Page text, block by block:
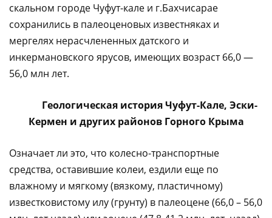
скальном городе Чуфут-кале и г.Бахчисарае
сохранились в палеоценовых известняках и
мергелях нерасчлененных датского и
инкермановского ярусов, имеющих возраст 66,0 —
56,0 млн лет.
Геологическая история Чуфут-Кале, Эски-
Кермен и других районов Горного Крыма
Означает ли это, что колесно-транспортные
средства, оставившие колеи, ездили еще по
влажному и мягкому (вязкому, пластичному)
известковистому илу (грунту) в палеоцене (66,0 – 56,0